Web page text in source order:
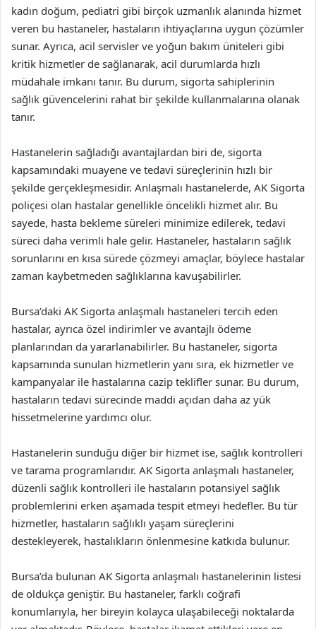
kadın doğum, pediatri gibi birçok uzmanlık alanında hizmet
veren bu hastaneler, hastaların ihtiyaçlarına uygun çözümler
sunar. Ayrıca, acil servisler ve yoğun bakım üniteleri gibi
kritik hizmetler de sağlanarak, acil durumlarda hızlı
müdahale imkanı tanır. Bu durum, sigorta sahiplerinin
sağlık güvencelerini rahat bir şekilde kullanmalarına olanak
tanır.
Hastanelerin sağladığı avantajlardan biri de, sigorta
kapsamındaki muayene ve tedavi süreçlerinin hızlı bir
şekilde gerçekleşmesidir. Anlaşmalı hastanelerde, AK Sigorta
poliçesi olan hastalar genellikle öncelikli hizmet alır. Bu
sayede, hasta bekleme süreleri minimize edilerek, tedavi
süreci daha verimli hale gelir. Hastaneler, hastaların sağlık
sorunlarını en kısa sürede çözmeyi amaçlar, böylece hastalar
zaman kaybetmeden sağlıklarına kavuşabilirler.
Bursa’daki AK Sigorta anlaşmalı hastaneleri tercih eden
hastalar, ayrıca özel indirimler ve avantajlı ödeme
planlarından da yararlanabilirler. Bu hastaneler, sigorta
kapsamında sunulan hizmetlerin yanı sıra, ek hizmetler ve
kampanyalar ile hastalarına cazip teklifler sunar. Bu durum,
hastaların tedavi sürecinde maddi açıdan daha az yük
hissetmelerine yardımcı olur.
Hastanelerin sunduğu diğer bir hizmet ise, sağlık kontrolleri
ve tarama programlarıdır. AK Sigorta anlaşmalı hastaneler,
düzenli sağlık kontrolleri ile hastaların potansiyel sağlık
problemlerini erken aşamada tespit etmeyi hedefler. Bu tür
hizmetler, hastaların sağlıklı yaşam süreçlerini
destekleyerek, hastalıkların önlenmesine katkıda bulunur.
Bursa’da bulunan AK Sigorta anlaşmalı hastanelerinin listesi
de oldukça geniştir. Bu hastaneler, farklı coğrafi
konumlarıyla, her bireyin kolayca ulaşabileceği noktalarda